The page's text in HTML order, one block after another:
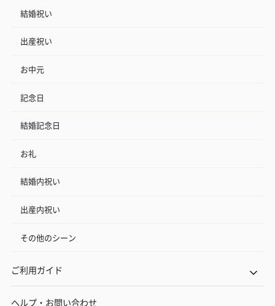
結婚祝い
出産祝い
お中元
記念日
結婚記念日
お礼
結婚内祝い
出産内祝い
その他のシーン
ご利用ガイド
ヘルプ・お問い合わせ